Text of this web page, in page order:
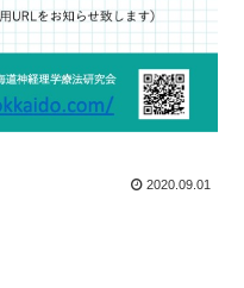
2020.09.01